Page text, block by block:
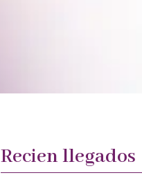
Recien llegados